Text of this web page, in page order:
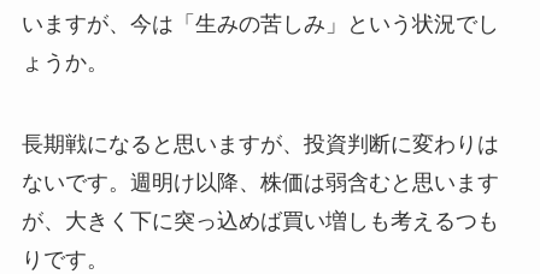
いますが、今は「生みの苦しみ」という状況でし
ょうか。
長期戦になると思いますが、投資判断に変わりは
ないです。週明け以降、株価は弱含むと思います
が、大きく下に突っ込めば買い増しも考えるつも
りです。